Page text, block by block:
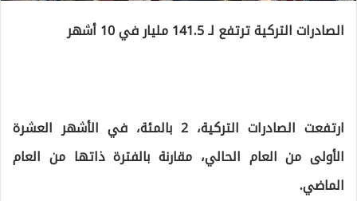
الصادرات التركية ترتفع لـ 141.5 مليار في 10 أشهر
ارتفعت الصادرات التركية، 2 بالمئة، في الأشهر العشرة
الأولى من العام الحالي، مقارنة بالفترة ذاتها من العام
الماضي.